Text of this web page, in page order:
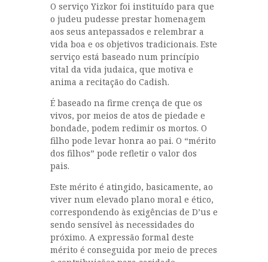
O serviço Yizkor foi instituído para que
o judeu pudesse prestar homenagem
aos seus antepassados e relembrar a
vida boa e os objetivos tradicionais. Este
serviço está baseado num princípio
vital da vida judaica, que motiva e
anima a recitação do Cadish.
É baseado na firme crença de que os
vivos, por meios de atos de piedade e
bondade, podem redimir os mortos. O
filho pode levar honra ao pai. O “mérito
dos filhos” pode refletir o valor dos
pais.
Este mérito é atingido, basicamente, ao
viver num elevado plano moral e ético,
correspondendo às exigências de D’us e
sendo sensível às necessidades do
próximo. A expressão formal deste
mérito é conseguida por meio de preces